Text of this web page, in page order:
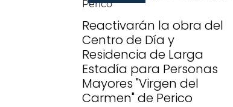
Reactivarán la obra del
Centro de Día y
Residencia de Larga
Estadía para Personas
Mayores "Virgen del
Carmen" de Perico